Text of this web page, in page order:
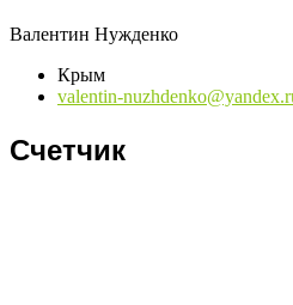
Валентин Нужденко
Крым
valentin-
Счетчик